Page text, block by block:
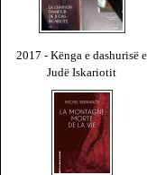
2017 - Kënga e dashurisë e
Judë Iskariotit